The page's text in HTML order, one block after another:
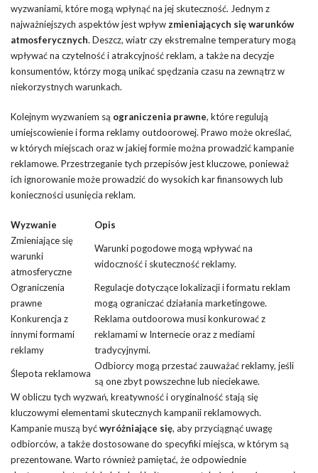
wyzwaniami, które mogą wpłynąć na jej skuteczność. Jednym z
najważniejszych aspektów jest wpływ zmieniających się warunków
atmosferycznych. Deszcz, wiatr czy ekstremalne temperatury mogą
wpływać na czytelność i atrakcyjność reklam, a także na decyzje
konsumentów, którzy mogą unikać spędzania czasu na zewnątrz w
niekorzystnych warunkach.
Kolejnym wyzwaniem są ograniczenia prawne, które regulują
umiejscowienie i forma reklamy outdoorowej. Prawo może określać,
w których miejscach oraz w jakiej formie można prowadzić kampanie
reklamowe. Przestrzeganie tych przepisów jest kluczowe, ponieważ
ich ignorowanie może prowadzić do wysokich kar finansowych lub
konieczności usunięcia reklam.
Wyzwanie
Opis
Zmieniające się
warunki
atmosferyczne
Warunki pogodowe mogą wpływać na
widoczność i skuteczność reklamy.
Ograniczenia
prawne
Regulacje dotyczące lokalizacji i formatu reklam
mogą ograniczać działania marketingowe.
Konkurencja z
innymi formami
reklamy
Reklama outdoorowa musi konkurować z
reklamami w Internecie oraz z mediami
tradycyjnymi.
Ślepota reklamowa
Odbiorcy mogą przestać zauważać reklamy, jeśli
są one zbyt powszechne lub nieciekawe.
W obliczu tych wyzwań, kreatywność i oryginalność stają się
kluczowymi elementami skutecznych kampanii reklamowych.
Kampanie muszą byćwyróżniające się, aby przyciągnąć uwagę
odbiorców, a także dostosowane do specyfiki miejsca, w którym są
prezentowane. Warto również pamiętać, że odpowiednie